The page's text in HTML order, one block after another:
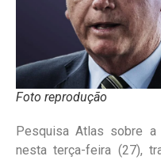
Foto reprodução
Pesquisa Atlas sobre a
nesta terça-feira (27),